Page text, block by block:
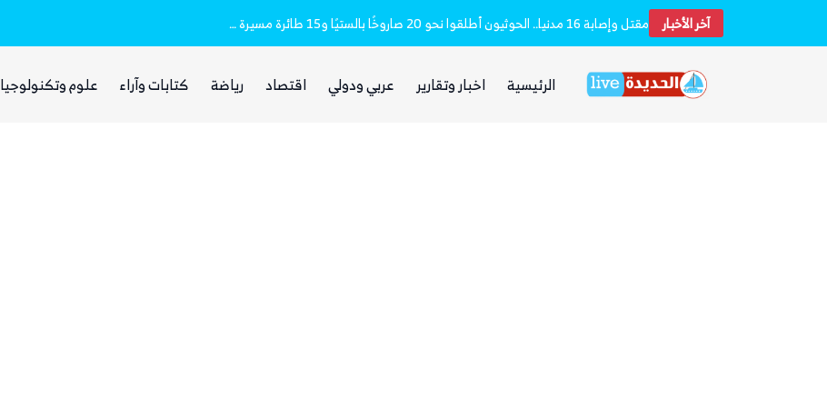
آخر الأخباربعد يومين من الانفجار.. الحوثيون ينتشلون جثث 26 من عناصر «القوة الصاروخية» في نفق بين الحيمة ومناخة مقتل وإصابة 16 مدنيا.. الحوثيون أطلقوا نحو 20 صاروخًا بالستيًا و15 طائرة مسيرة على مأرب
الرئيسية اخبار وتقارير عربي ودولي اقتصاد رياضة كتابات وآراء علوم وتكنولوجيا